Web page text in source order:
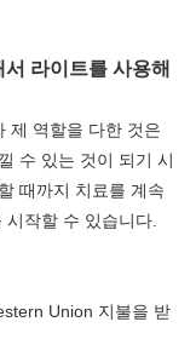
라이트를 사용해
제 역할을 다한 것은
수 있는 것이 되기 시
때까지 치료를 계속
작할 수 있습니다.
Union 지불을 받